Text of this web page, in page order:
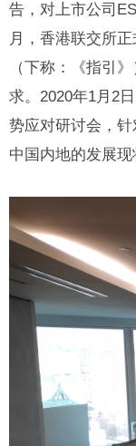
告，对上市公司
月，香港联交所
（下称：《指引
求。2020年1月2
势应对研讨会，
中国内地的发展现